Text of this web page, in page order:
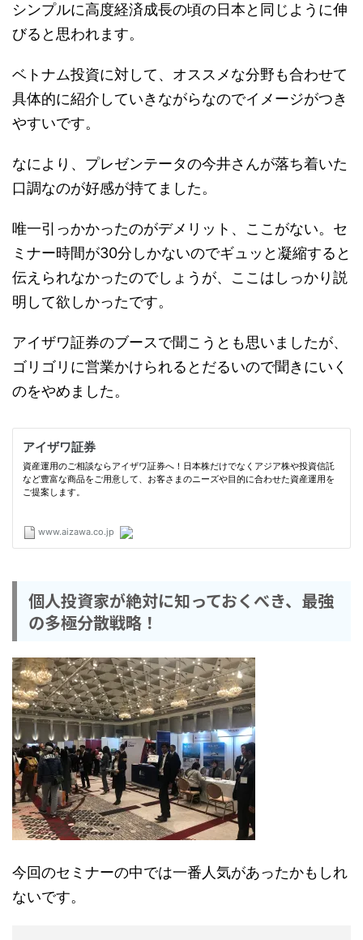
シンプルに高度経済成長の頃の日本と同じように伸
びると思われます。
ベトナム投資に対して、オススメな分野も合わせて
具体的に紹介していきながらなのでイメージがつき
やすいです。
なにより、プレゼンテータの今井さんが落ち着いた
口調なのが好感が持てました。
唯一引っかかったのがデメリット、ここがない。セ
ミナー時間が30分しかないのでギュッと凝縮すると
伝えられなかったのでしょうが、ここはしっかり説
明して欲しかったです。
アイザワ証券のブースで聞こうとも思いましたが、
ゴリゴリに営業かけられるとだるいので聞きにいく
のをやめました。
個人投資家が絶対に知っておくべき、最強
の多極分散戦略！
今回のセミナーの中では一番人気があったかもしれ
ないです。